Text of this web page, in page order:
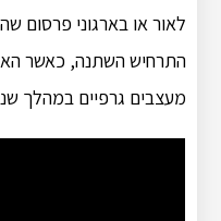
לאור או בארגוני פרסום
התרחיש השתנה, כאשר
מעצבים גרפיים במהלך